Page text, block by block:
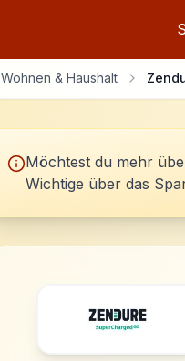
Wohnen & Haushalt
Möchtest du mehr
Wichtige über das